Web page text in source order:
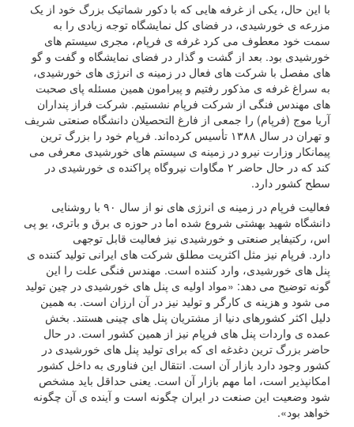
با این حال، یکی از غرفه هایی که با دکور شماتیک بزرگ خود از یک
مزرعه ی خورشیدی، در فضای کل نمایشگاه توجه زیادی را به
سمت خود معطوف می کرد غرفه ی فرپام، مجری سیستم های
خورشیدی بود. بعد از گشت و گذار در فضای نمایشگاه و گفت و گو
های مفصل با شرکت های فعال در زمینه ی انرژی های خورشیدی،
به سراغ غرفه ی مذکور رفتیم و پیرامون همین مسئله پای صحبت
های مهندس فنگی از شرکت فرپام نشستیم. شرکت فراز پنداران
آریا موج (فرپام) را جمعی از فارغ‌ التحصیلان دانشگاه صنعتی شریف
و تهران در سال ۱۳۸۸ تأسیس کرده‌اند. فرپام خود را بزرگ ترین
پیمانکار وزارت نیرو در زمینه ی سیستم های خورشیدی معرفی می
کند که در حال حاضر ۲ مگاوات نیروگاه پراکنده ی خورشیدی در
سطح کشور دارد.
فعالیت فرپام در زمینه ی انرژی های نو از سال ۹۰ با روشنایی
دانشگاه شهید بهشتی شروع شده اما در حوزه ی برق و باتری، یو پی
اس، رکتیفایر صنعتی و خورشیدی نیز فعالیت قابل توجهی
دارد. فرپام نیز مثل اکثریت مطلق شرکت های ایرانی تولید کننده ی
پنل های خورشیدی، وارد کننده است. مهندس فنگی علت را این
گونه توضیح می دهد: «مواد اولیه ی پنل های خورشیدی در چین تولید
می شود و هزینه ی کارگر و تولید نیز در آن ارزان است. به همین
دلیل اکثر کشورهای دنیا از مشتریان پنل های چینی هستند. بخش
عمده ی واردات پنل های فرپام نیز از همین کشور است. در حال
حاضر بزرگ ترین دغدغه ای که برای تولید پنل های خورشیدی در
کشور وجود دارد بازار آن است. انتقال این فناوری به داخل کشور
امکانپذیر است، اما مهم بازار آن است. یعنی حداقل باید مشخص
شود وضعیت این صنعت در ایران چگونه است و آینده ی آن چگونه
خواهد بود».